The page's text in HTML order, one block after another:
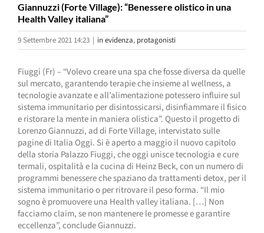
Giannuzzi (Forte Village): “Benessere olistico in una
Health Valley italiana”
9 Settembre 2021 14:23 | in evidenza, protagonisti
Fiuggi (Fr) – “Volevo creare una spa che fosse diversa da quelle
sul mercato, garantendo terapie che insieme al wellness, a
tecnologie avanzate e all’alimentazione potessero influire sul
sistema immunitario per disintossicarsi, disinfiammare il fisico
e ristorare la mente in maniera olistica”. Questo il progetto di
Lorenzo Giannuzzi, ad di Forte Village, intervistato sulle
pagine di Italia Oggi. Si è aperto a maggio il nuovo capitolo
della storia Palazzo Fiuggi, che oggi unisce tecnologia e cure
termali, ospitalità e la cucina di Heinz Beck, con un numero di
programmi benessere che spaziano da trattamenti detox, per il
sistema immunitario o per ritrovare il peso forma. “Il mio
sogno è promuovere una Health valley italiana. […] Non
facciamo claim, se non mantenere le promesse e garantire
eccellenza”, conclude Giannuzzi.